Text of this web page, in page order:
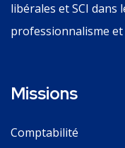
libérales et SCI dans
professionnalisme et
Missions
Comptabilité